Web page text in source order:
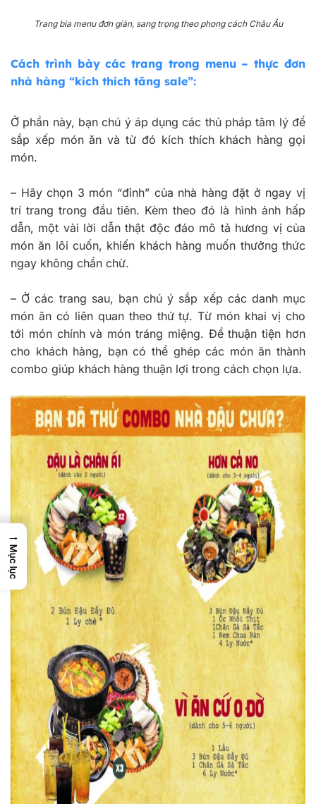
Trang bìa menu đơn giản, sang trọng theo phong cách Châu Âu
Cách trình bày các trang trong menu – thực đơn
nhà hàng “kích thích tăng sale”:
Ở phần này, bạn chú ý áp dụng các thủ pháp tâm lý để
sắp xếp món ăn và từ đó kích thích khách hàng gọi
món.
– Hãy chọn 3 món “đỉnh” của nhà hàng đặt ở ngay vị
trí trang trong đầu tiên. Kèm theo đó là hình ảnh hấp
dẫn, một vài lời dẫn thật độc đáo mô tả hương vị của
món ăn lôi cuốn, khiến khách hàng muốn thưởng thức
ngay không chần chừ.
– Ở các trang sau, bạn chú ý sắp xếp các danh mục
món ăn có liên quan theo thứ tự. Từ món khai vị cho
tới món chính và món tráng miệng. Để thuận tiện hơn
cho khách hàng, bạn có thể ghép các món ăn thành
combo giúp khách hàng thuận lợi trong cách chọn lựa.
→
Mục lục